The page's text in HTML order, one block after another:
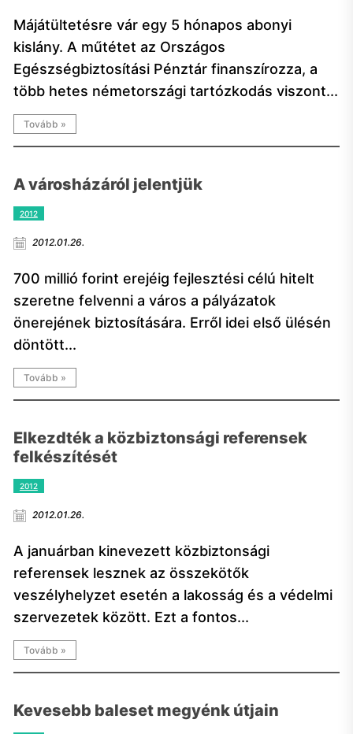
Májátültetésre vár egy 5 hónapos abonyi
kislány. A műtétet az Országos
Egészségbiztosítási Pénztár finanszírozza, a
több hetes németországi tartózkodás viszont...
Tovább »
A városházáról jelentjük
2012
2012.01.26.
700 millió forint erejéig fejlesztési célú hitelt
szeretne felvenni a város a pályázatok
önerejének biztosítására. Erről idei első ülésén
döntött...
Tovább »
Elkezdték a közbiztonsági referensek
felkészítését
2012
2012.01.26.
A januárban kinevezett közbiztonsági
referensek lesznek az összekötők
veszélyhelyzet esetén a lakosság és a védelmi
szervezetek között. Ezt a fontos...
Tovább »
Kevesebb baleset megyénk útjain